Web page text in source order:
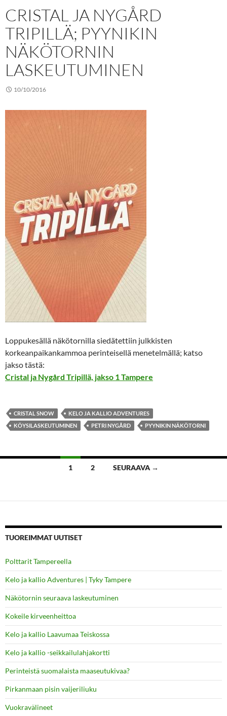
CRISTAL JA NYGÅRD
TRIPILLÄ; PYYNIKIN
NÄKÖTORNIN
LASKEUTUMINEN
10/10/2016
Loppukesällä näkötornilla siedätettiin julkkisten
korkeanpaikankammoa perinteisellä menetelmällä; katso
jakso tästä:
Cristal ja Nygård Tripillä, jakso 1 Tampere
CRISTAL SNOW
KELO JA KALLIO ADVENTURES
KÖYSILASKEUTUMINEN
PETRI NYGÅRD PYYNIKIN NÄKÖTORNI
1 2 SEURAAVA →
TUOREIMMAT UUTISET
Polttarit Tampereella
Kelo ja kallio Adventures | Tyky Tampere
Näkötornin seuraava laskeutuminen
Kokeile kirveenheittoa
Kelo ja kallio Laavumaa Teiskossa
Kelo ja kallio -seikkailulahjakortti
Perinteistä suomalaista maaseutukivaa?
Pirkanmaan pisin vaijeriliuku
Vuokravälineet